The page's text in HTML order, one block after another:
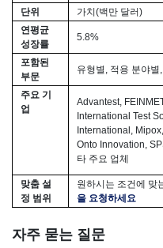
단위
가치(백만 달러)
연평균
성장률
5.8%
포함된
부문
유형별, 적용 분야별
주요 기
업
Advantest,
International Test
International,
Onto Innovation,
타 주요 업체
맞춤 설
정 범위
원하시는 조건에 맞
을 요청하세요
자주 묻는 질문